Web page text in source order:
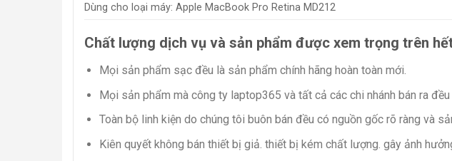
Dùng cho loại máy: Apple MacBook Pro Retina MD212
Chất lượng dịch vụ và sản phẩm được xem trọng trên
Mọi sản phẩm sạc đều là sản phẩm chính hãng hoàn toàn mới.
Mọi sản phẩm mà công ty laptop365 và tất cả các chi nhánh bán ra
Toàn bộ linh kiện do chúng tôi buôn bán đều có nguồn gốc rõ ràng và
Kiên quyết không bán thiết bị giả. thiết bị kém chất lượng. gây ảnh